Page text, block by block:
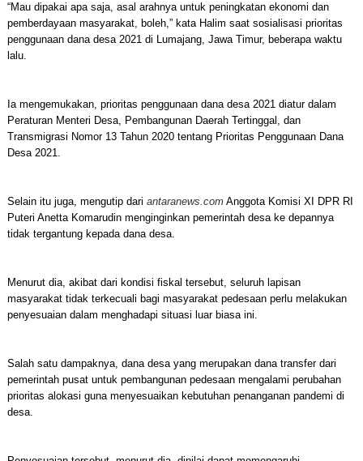
“Mau dipakai apa saja, asal arahnya untuk peningkatan ekonomi dan
pemberdayaan masyarakat, boleh,” kata Halim saat sosialisasi prioritas
penggunaan dana desa 2021 di Lumajang, Jawa Timur, beberapa waktu
lalu.
Ia mengemukakan, prioritas penggunaan dana desa 2021 diatur dalam
Peraturan Menteri Desa, Pembangunan Daerah Tertinggal, dan
Transmigrasi Nomor 13 Tahun 2020 tentang Prioritas Penggunaan Dana
Desa 2021.
Selain itu juga, mengutip dari antaranews.comAnggota Komisi XI DPR RI
Puteri Anetta Komarudin menginginkan pemerintah desa ke depannya
tidak tergantung kepada dana desa.
Menurut dia, akibat dari kondisi fiskal tersebut, seluruh lapisan
masyarakat tidak terkecuali bagi masyarakat pedesaan perlu melakukan
penyesuaian dalam menghadapi situasi luar biasa ini.
Salah satu dampaknya, dana desa yang merupakan dana transfer dari
pemerintah pusat untuk pembangunan pedesaan mengalami perubahan
prioritas alokasi guna menyesuaikan kebutuhan penanganan pandemi di
desa.